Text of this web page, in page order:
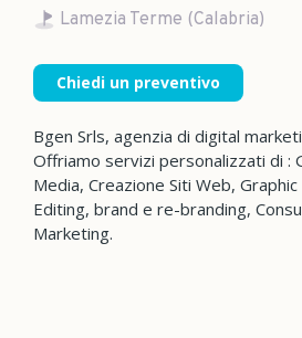
Lamezia Terme (Calabria)
Chiedi un preventivo
Bgen Srls, agenzia di digital
Offriamo servizi personalizzati di :
Media, Creazione Siti Web,
Editing, brand e re-branding,
Marketing.